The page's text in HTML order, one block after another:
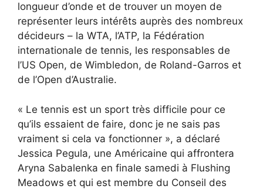
longueur d’onde et de trouver un moyen de
représenter leurs intérêts auprès des nombreux
décideurs – la WTA, l’ATP, la Fédération
internationale de tennis, les responsables de
l’US Open, de Wimbledon, de Roland-Garros et
de l’Open d’Australie.
« Le tennis est un sport très difficile pour ce
qu’ils essaient de faire, donc je ne sais pas
vraiment si cela va fonctionner », a déclaré
Jessica Pegula, une Américaine qui affrontera
Aryna Sabalenka en finale samedi à Flushing
Meadows et qui est membre du Conseil des